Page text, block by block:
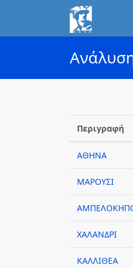
Περιγραφή
ΑΘΗΝΑ
ΜΑΡΟΥΣΙ
ΧΑΛΑΝΔΡΙ
ΚΑΛΛΙΘΕΑ